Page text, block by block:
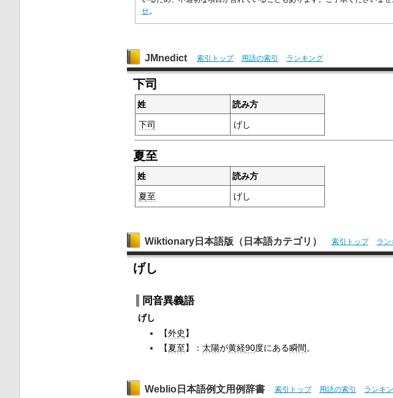
せ。
JMnedict 索引トップ 用語の索引 ランキング
下司
姓 読み方
下司 げし
夏至
姓 読み方
夏至 げし
Wiktionary日本語版（日本語カテゴリ） 索引トップ ラン
げし
同音異義語
げし
【外史 】
【夏至】： 太陽が黄経90度にある瞬間。
Weblio日本語例文用例辞書 索引トップ 用語の索引 ランキ